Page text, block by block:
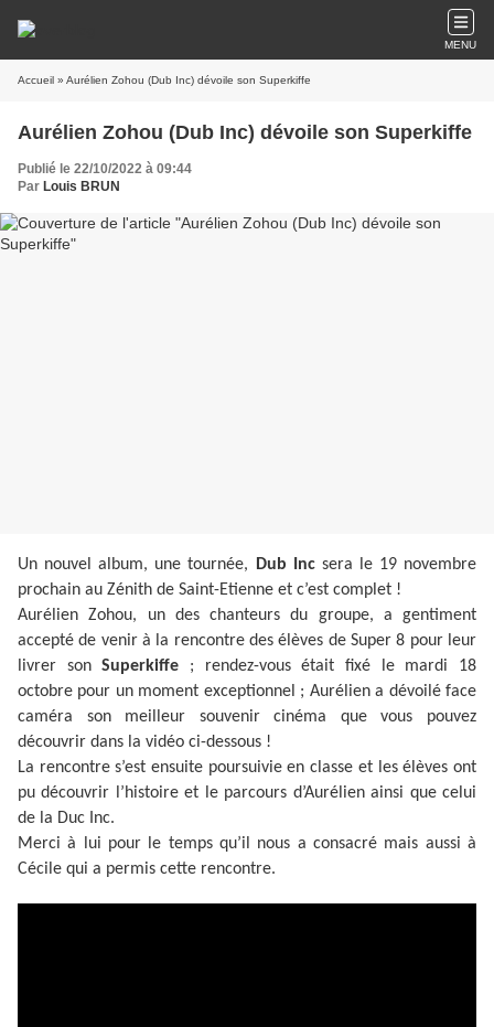
MENU
Accueil » Aurélien Zohou (Dub Inc) dévoile son Superkiffe
Aurélien Zohou (Dub Inc) dévoile son Superkiffe
Publié le 22/10/2022 à 09:44
Par Louis BRUN
Un nouvel album, une tournée, Dub Incsera le 19 novembre
prochain au Zénith de Saint-Etienne et c’est complet !
Aurélien Zohou, un des chanteurs du groupe, a gentiment
accepté de venir à la rencontre des élèves de Super 8 pour leur
livrer sonSuperkiffe ; rendez-vous était fixé le mardi 18
octobre pour un moment exceptionnel ; Aurélien a dévoilé face
caméra son meilleur souvenir cinéma que vous pouvez
découvrir dans la vidéo ci-dessous !
La rencontre s’est ensuite poursuivie en classe et les élèves ont
pu découvrir l’histoire et le parcours d’Aurélien ainsi que celui
de la Duc Inc.
Merci à lui pour le temps qu’il nous a consacré mais aussi à
Cécile qui a permis cette rencontre.